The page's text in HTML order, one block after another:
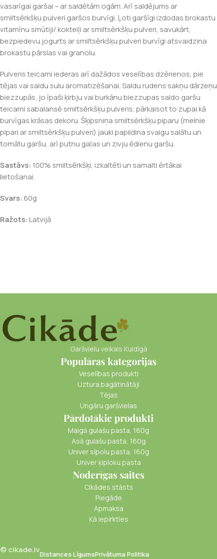
vasarīgai garšai – ar saldētām ogām. Arī saldējums ar
smiltsērkšķu pulveri garšos burvīgi. Ļoti garšīgi izdodas brokastu
vitamīnu smūtiji/ kokteiļi ar smiltsērkšķu pulveri, savukārt,
bezpiedevu jogurts ar smiltsērkšķu pulveri burvīgi atsvaidzina
brokastu pārslas vai granolu.
Pulveris teicami iederas arī dažādos veselības dzērienos, pie
tējas vai saldu sulu aromatizēšanai. Saldu rudens sakņu dārzeņu
biezzupās, jo īpaši ķirbju vai burkānu biezzupas saldo garšu
teicami sabalansē smiltsērkšķu pulveris, pārkaisot to zupai kā
burvīgas krāsas dekoru. Šķipsniņa smiltsērkšķu piparu (melnie
pipari ar smiltsērkšķu pulveri) jauki papildina svaigu salātu un
tomātu garšu, arī putnu gaļas un zivju ēdienu garšu.
Sastāvs: 100% smiltsērkšķi, izkaltēti un samalti ērtākai
lietošanai.
Svars:60g
Ražots:Latvijā
Garšvielu veikals Kuldīgā
Populāras kategorijas
Veselības produkti
Uztura bagātinātāji
Tējas
Ungāru garšvielas
Pārdotākie produkti
Maigā gulašu pasta, 160g
Asā gulašu pasta, 160g
Univer sīpolu pasta, 160g
Univer ķiploku pasta
Noderīgas saites
Cikādes stāsts
Piegāde
Apmaksa
Kā iepirkties
© cikade.lvDistances LīgumsPrivātuma Politika